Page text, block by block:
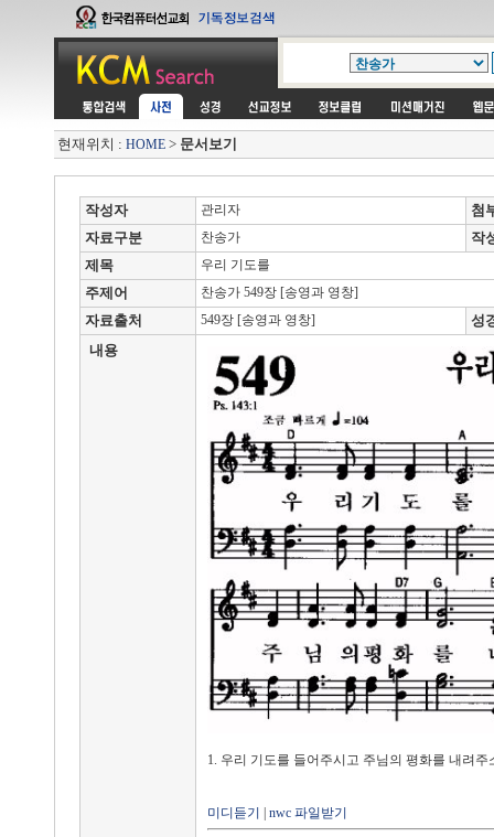
현재위치 : HOME > 문서보기
작성자 관리자
첨
자료구분
찬송가
작
제목
우리 기도를
주제어 찬송가 549장 [송영과 영창]
자료출처 549장 [송영과 영창]
성
내용
1. 우리 기도를 들어주시고 주님의 평화를 내려주
미디듣기 nwc 파일받기